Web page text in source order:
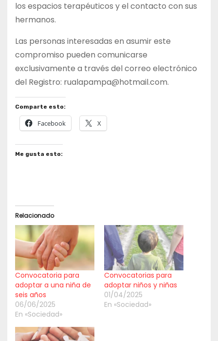
los espacios terapéuticos y el contacto con sus
hermanos.
Las personas interesadas en asumir este
compromiso pueden comunicarse
exclusivamente a través del correo electrónico
del Registro: rualapampa@hotmail.com.
Comparte esto:
Facebook X
Me gusta esto:
Relacionado
Convocatoria para
adoptar a una niña de
seis años
06/06/2025
En «Sociedad»
Convocatorias para
adoptar niños y niñas
01/04/2025
En «Sociedad»